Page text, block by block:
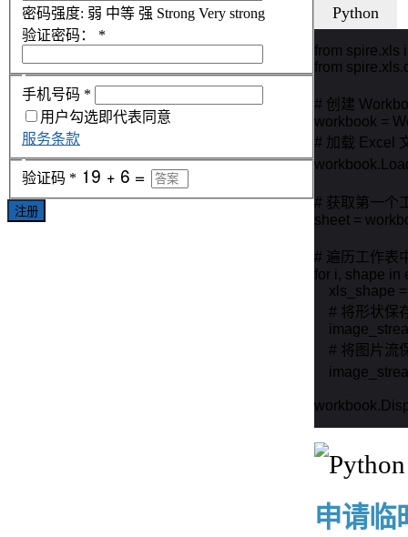
Python
from spire.xls
from
# 创建
workbook =
# 加载 Excel
# 获取第一个
sheet =
# 遍历工作表
for i, shape in
xls_shape
# 将形状
# 将图片
申请临
密码强度: 弱 中等 强 Strong Very strong
验证密码：
*
手机号码 *
用户勾选即代表同意
服务条款
验证码 *
注册